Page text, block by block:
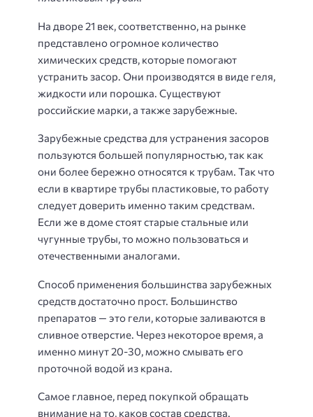
На дворе 21 век, соответственно, на рынке
представлено огромное количество
химических средств, которые помогают
устранить засор. Они производятся в виде геля,
жидкости или порошка. Существуют
российские марки, а также зарубежные.
Зарубежные средства для устранения засоров
пользуются большей популярностью, так как
они более бережно относятся к трубам. Так что
если в квартире трубы пластиковые, то работу
следует доверить именно таким средствам.
Если же в доме стоят старые стальные или
чугунные трубы, то можно пользоваться и
отечественными аналогами.
Способ применения большинства зарубежных
средств достаточно прост. Большинство
препаратов — это гели, которые заливаются в
сливное отверстие. Через некоторое время, а
именно минут 20-30, можно смывать его
проточной водой из крана.
Самое главное, перед покупкой обращать
внимание на то, каков состав средства.